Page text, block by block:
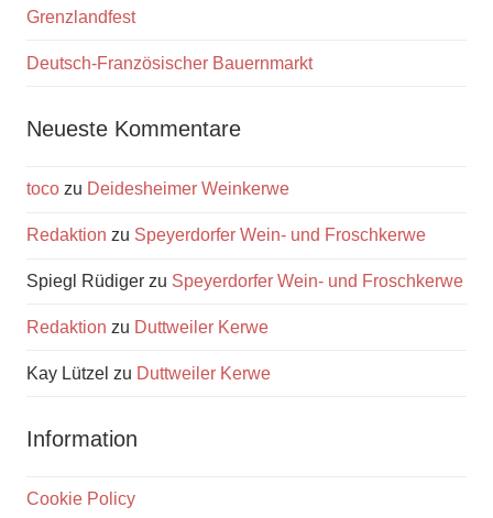
Grenzlandfest
Deutsch-Französischer Bauernmarkt
Neueste Kommentare
toco zu Deidesheimer Weinkerwe
Redaktion zu Speyerdorfer Wein- und Froschkerwe
Spiegl Rüdiger zu Speyerdorfer Wein- und Froschkerwe
Redaktion zu Duttweiler Kerwe
Kay Lützel zu Duttweiler Kerwe
Information
Cookie Policy